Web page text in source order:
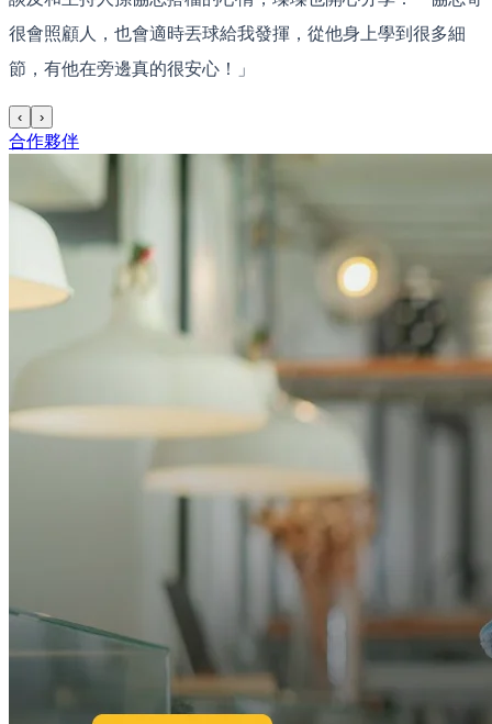
很會照顧人，也會適時丟球給我發揮，從他身上學到很多細
節，有他在旁邊真的很安心！」
‹ ›
合作夥伴